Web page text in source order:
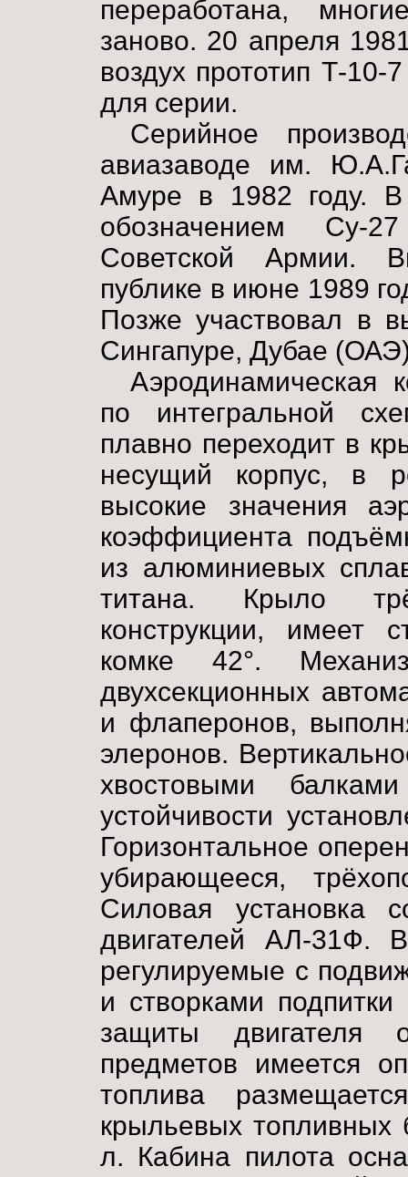
переработана,
заново. 20 апреля
воздух прототип Т-
для серии.
Серийное
авиазаводе им.
Амуре в 1982 году. В
обозначением Су-
Советской Армии.
публике в июне 1989
Позже участвовал в
Сингапуре, Дубае
Аэродинамическая
по интегральной
плавно переходит в
несущий корпус, в
высокие значения
коэффициента
из алюминиевых
титана. Крыло
конструкции, имеет
комке 42°.
двухсекционных
и флаперонов,
элеронов.
хвостовыми
устойчивости
Горизонтальное
убирающееся,
Силовая установка
двигателей АЛ-31Ф.
регулируемые с
и створками
защиты двигателя
предметов имеется
топлива
крыльевых
л. Кабина пилота